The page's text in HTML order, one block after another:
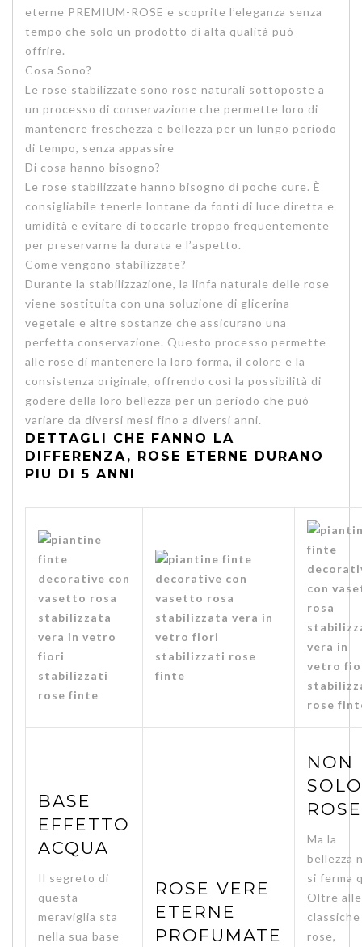
eterne PREMIUM-ROSE e scoprite l’eleganza senza
tempo che solo un prodotto di alta qualità può
offrire.
Cosa Sono?
Le rose stabilizzate sono rose naturali sottoposte a
un processo di conservazione che permette loro di
mantenere freschezza e bellezza per un lungo periodo
di tempo, senza appassire
Di cosa hanno bisogno?
Le rose stabilizzate hanno bisogno di poche cure. È
consigliabile tenerle lontane da fonti di luce diretta e
umidità e evitare di toccarle troppo frequentemente
per preservarne la durata e l’aspetto.
Come vengono stabilizzate?
Durante la stabilizzazione, la linfa naturale delle rose
viene sostituita con una soluzione di glicerina
vegetale e altre sostanze che assicurano una
perfetta conservazione. Questo processo permette
alle rose di mantenere la loro forma, il colore e la
consistenza originale, offrendo così la possibilità di
godere della loro bellezza per un periodo che può
variare da diversi mesi fino a diversi anni.
DETTAGLI CHE FANNO LA
DIFFERENZA, ROSE ETERNE DURANO
PIU DI 5 ANNI
BASE
EFFETTO
ACQUA
Il segreto di
questa
meraviglia sta
nella sua base
ROSE VERE
ETERNE
PROFUMATE
NON
SOLO
ROSE
Ma la
bellezza
si ferma
Oltre alle
classiche
rose,